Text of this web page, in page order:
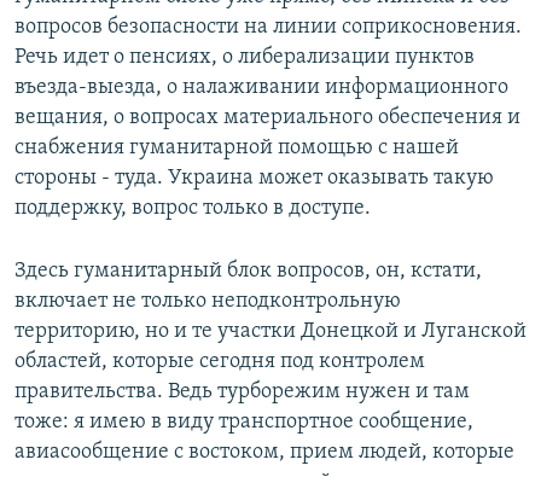
вопросов безопасности на линии соприкосновения.
Речь идет о пенсиях, о либерализации пунктов
въезда-выезда, о налаживании информационного
вещания, о вопросах материального обеспечения и
снабжения гуманитарной помощью с нашей
стороны - туда. Украина может оказывать такую
поддержку, вопрос только в доступе.
Здесь гуманитарный блок вопросов, он, кстати,
включает не только неподконтрольную
территорию, но и те участки Донецкой и Луганской
областей, которые сегодня под контролем
правительства. Ведь турборежим нужен и там
тоже: я имею в виду транспортное сообщение,
авиасообщение с востоком, прием людей, которые